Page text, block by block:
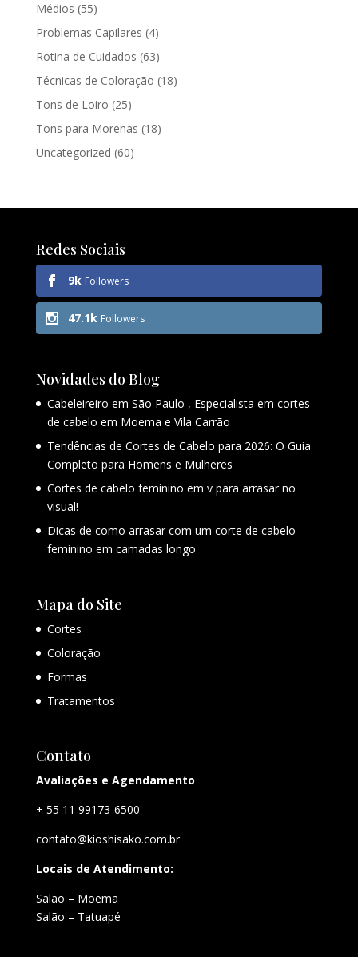
Médios (55)
Problemas Capilares (4)
Rotina de Cuidados (63)
Técnicas de Coloração (18)
Tons de Loiro (25)
Tons para Morenas (18)
Uncategorized (60)
Redes Sociais
9k Followers
47.1k Followers
Novidades do Blog
Cabeleireiro em São Paulo , Especialista em cortes
de cabelo em Moema e Vila Carrão
Tendências de Cortes de Cabelo para 2026: O Guia
Completo para Homens e Mulheres
Cortes de cabelo feminino em v para arrasar no
visual!
Dicas de como arrasar com um corte de cabelo
feminino em camadas longo
Mapa do Site
Cortes
Coloração
Formas
Tratamentos
Contato
Avaliações e Agendamento
+ 55 11 99173-6500
contato@kioshisako.com.br
Locais de Atendimento:
Salão – Moema
Salão – Tatuapé